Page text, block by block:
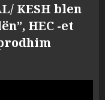
KESH blen
HEC -et